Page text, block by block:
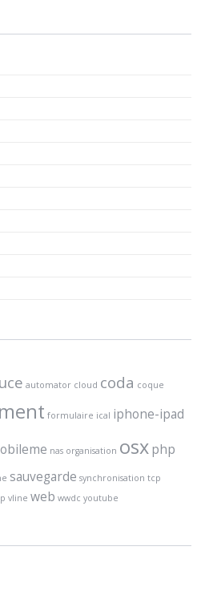
automator cloud coda coque
formulaire ical iphone-ipad
nas organisation osxphp
sauvegarde synchronisation tcp
vline web wwdc youtube